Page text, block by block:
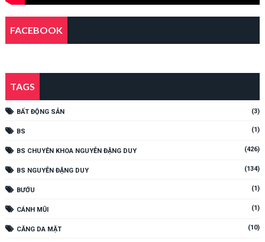
FACEBOOK
TAGS
BẤT ĐỘNG SẢN (3)
BS (1)
BS CHUYÊN KHOA NGUYỄN ĐẶNG DUY (426)
BS NGUYỄN ĐẶNG DUY (134)
BƯỚU (1)
CÁNH MŨI (1)
CĂNG DA MẶT (10)